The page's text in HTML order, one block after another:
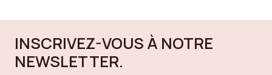
INSCRIVEZ-VOUS À NOTRE
NEWSLETTER.